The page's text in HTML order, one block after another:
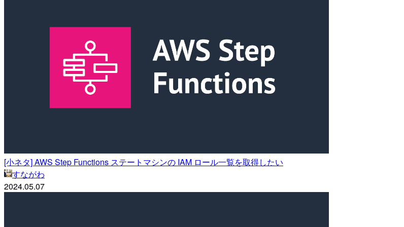
[小ネタ] AWS Step Functions ステートマシンの IAM ロール一覧を取得したい
すながわ
2024.05.07